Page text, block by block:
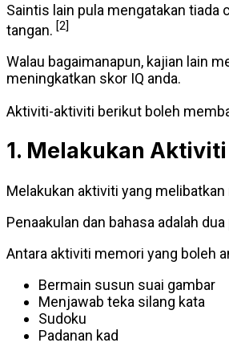
Saintis lain pula mengatakan
tangan. [2]
Walau bagaimanapun, kajian lain
meningkatkan skor IQ anda.
Aktiviti-aktiviti berikut boleh
1. Melakukan
Melakukan aktiviti yang
Penaakulan dan bahasa adalah
Antara aktiviti memori yang boleh
Bermain susun suai gambar
Menjawab teka silang kata
Sudoku
Padanan kad